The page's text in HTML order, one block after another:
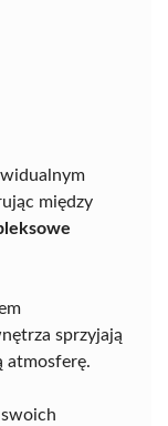
między
sprzyjają
atmosferę.